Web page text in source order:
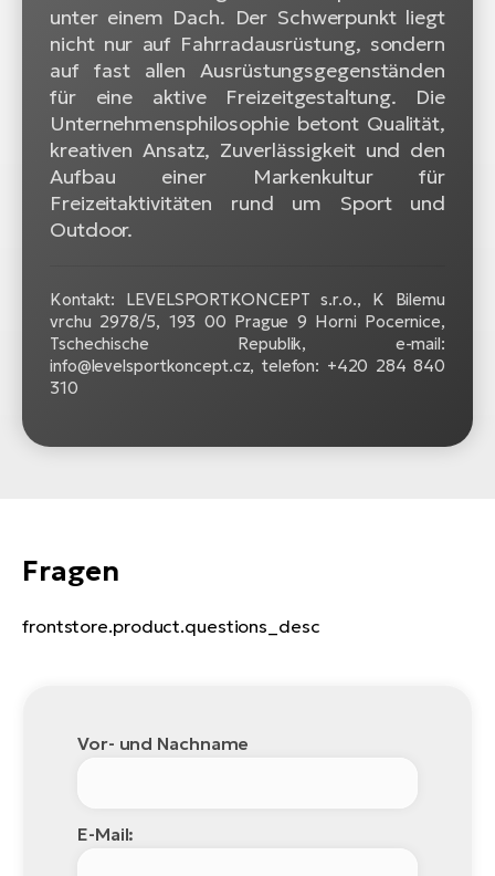
unter einem Dach. Der Schwerpunkt liegt
nicht nur auf Fahrradausrüstung, sondern
auf fast allen Ausrüstungsgegenständen
für eine aktive Freizeitgestaltung. Die
Unternehmensphilosophie betont Qualität,
kreativen Ansatz, Zuverlässigkeit und den
Aufbau einer Markenkultur für
Freizeitaktivitäten rund um Sport und
Outdoor.
Kontakt: LEVELSPORTKONCEPT s.r.o., K Bilemu
vrchu 2978/5, 193 00 Prague 9 Horni Pocernice,
Tschechische Republik, e-mail:
info@levelsportkoncept.cz, telefon: +420 284 840
310
Fragen
frontstore.product.questions_desc
Vor- und Nachname
E-Mail: